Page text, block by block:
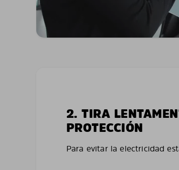
2. TIRA
PROTECCIÓN
Para evitar la electricidad